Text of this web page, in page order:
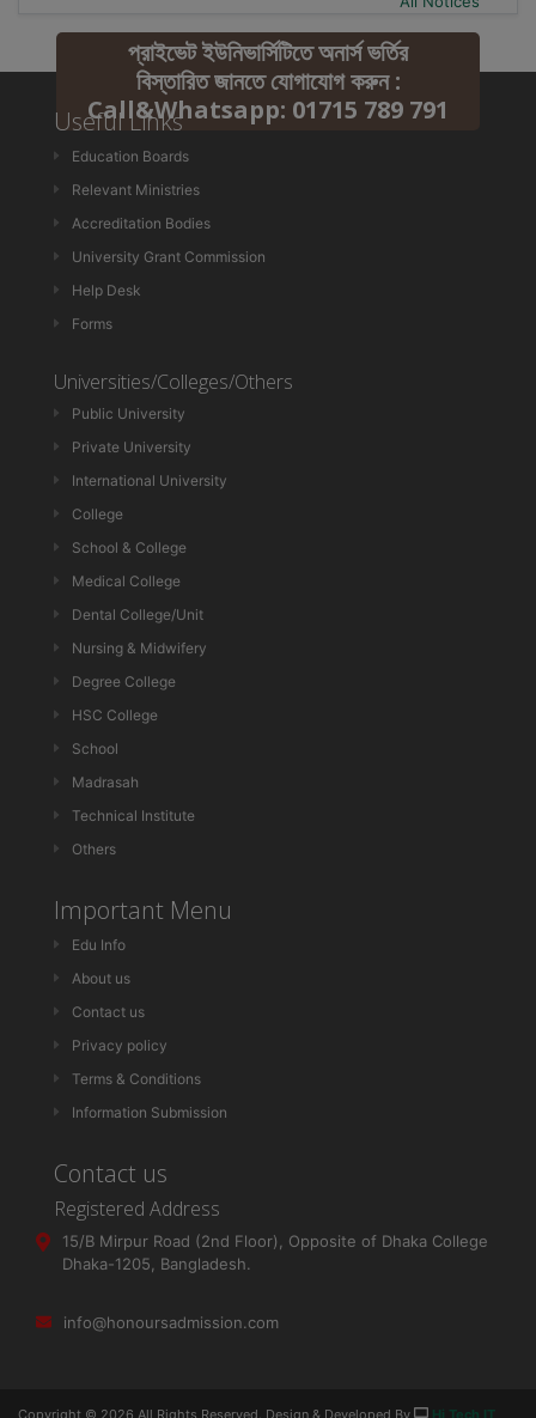
প্রাইভেট ইউনিভার্সিটিতে অনার্স ভর্তির
বিস্তারিত জানতে যোগাযোগ করুন :
Call&Whatsapp: 01715 789 791
Useful Links
Education Boards
Relevant Ministries
Accreditation Bodies
University Grant Commission
Help Desk
Forms
Universities/Colleges/Others
Public University
Private University
International University
College
School & College
Medical College
Dental College/Unit
Nursing & Midwifery
Degree College
HSC College
School
Madrasah
Technical Institute
Others
Important Menu
Edu Info
About us
Contact us
Privacy policy
Terms & Conditions
Information Submission
Contact us
Registered Address
15/B Mirpur Road (2nd Floor), Opposite of Dhaka College
Dhaka-1205, Bangladesh.
info@honoursadmission.com
Copyright © 2026 All Rights Reserved. Design & Developed By Hi Tech IT